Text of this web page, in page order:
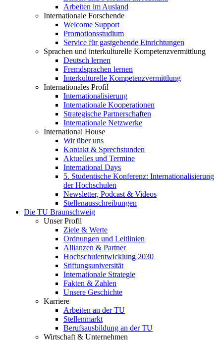
Arbeiten im Ausland
Internationale Forschende
Welcome Support
Promotionsstudium
Service für gastgebende Einrichtungen
Sprachen und interkulturelle Kompetenzvermittlung
Deutsch lernen
Fremdsprachen lernen
Interkulturelle Kompetenzvermittlung
Internationales Profil
Internationalisierung
Internationale Kooperationen
Strategische Partnerschaften
Internationale Netzwerke
International House
Wir über uns
Kontakt & Sprechstunden
Aktuelles und Termine
International Days
5. Studentische Konferenz: Internationalisierung
der Hochschulen
Newsletter, Podcast & Videos
Stellenausschreibungen
Die TU Braunschweig
Unser Profil
Ziele & Werte
Ordnungen und Leitlinien
Allianzen & Partner
Hochschulentwicklung 2030
Stiftungsuniversität
Internationale Strategie
Fakten & Zahlen
Unsere Geschichte
Karriere
Arbeiten an der TU
Stellenmarkt
Berufsausbildung an der TU
Wirtschaft & Unternehmen